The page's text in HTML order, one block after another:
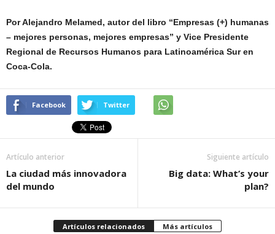
Por Alejandro Melamed, autor del libro “Empresas (+) humanas
– mejores personas, mejores empresas” y Vice Presidente
Regional de Recursos Humanos para Latinoamérica Sur en
Coca-Cola.
Facebook Twitter
Artículo anterior
La ciudad más innovadora
del mundo
Siguiente artículo
Big data: What’s your
plan?
Artículos relacionados Más artículos